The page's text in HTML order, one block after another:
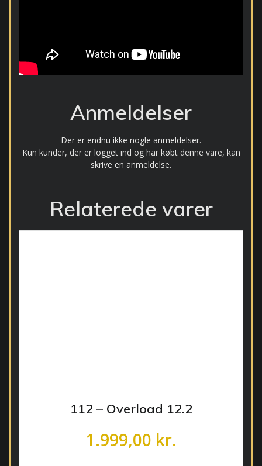
Anmeldelser
Der er endnu ikke nogle anmeldelser.
Kun kunder, der er logget ind og har købt denne vare, kan
skrive en anmeldelse.
Relaterede varer
112 – Overload 12.2
1.999,00 kr.